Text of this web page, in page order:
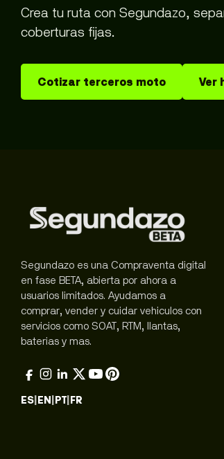
Crea tu ruta con Segundazo,
coberturas fijas.
Cotizar terceros moto Ver
Segundazo es una Compraventa digital
en fase BETA, abierta por ahora a
usuarios limitados. Ayudamos a
comprar, vender y cuidar vehiculos con
servicios como SOAT, RTM, llantas,
baterias y mas.
ES|EN|PT|FR